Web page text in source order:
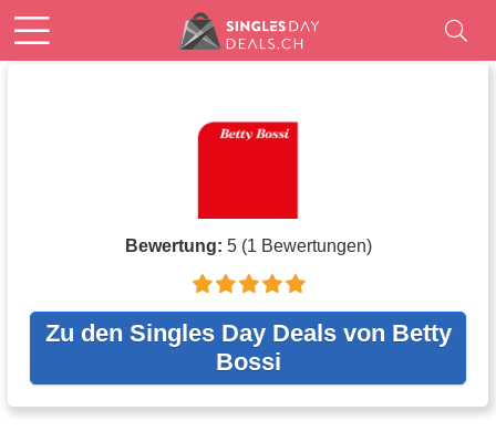
Bewertung: 5 (1 Bewertungen)
Zu den Singles Day Deals von Betty
Bossi